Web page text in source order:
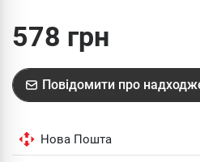
578 грн
Повідомити про
Нова Пошта